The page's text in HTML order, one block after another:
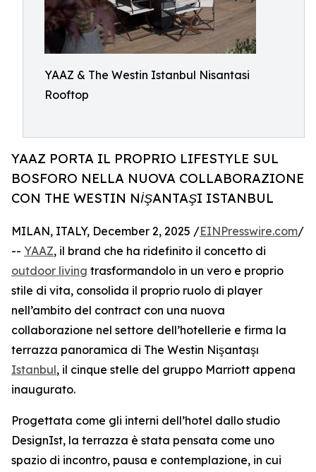
YAAZ & The Westin Istanbul Nisantasi
Rooftop
YAAZ PORTA IL PROPRIO LIFESTYLE SUL
BOSFORO NELLA NUOVA COLLABORAZIONE
CON THE WESTIN NİŞANTAŞI ISTANBUL
MILAN, ITALY, December 2, 2025 /EINPresswire.com/
-- YAAZ, il brand che ha ridefinito il concetto di
outdoor living trasformandolo in un vero e proprio
stile di vita, consolida il proprio ruolo di player
nell’ambito del contract con una nuova
collaborazione nel settore dell’hotellerie e firma la
terrazza panoramica di The Westin Nişantaşı
Istanbul, il cinque stelle del gruppo Marriott appena
inaugurato.
Progettata come gli interni dell’hotel dallo studio
DesignIst, la terrazza è stata pensata come uno
spazio di incontro, pausa e contemplazione, in cui